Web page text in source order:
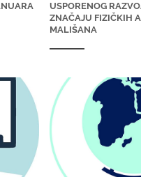
USPORENOG
ZNAČAJU FIZIČKIH
MALIŠANA